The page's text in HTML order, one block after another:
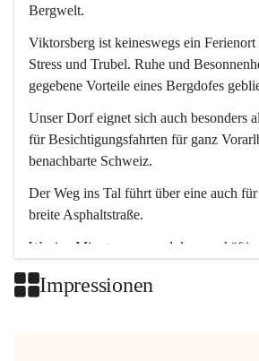
Bergwelt.
Viktorsberg ist keineswegs ein
Stress und Trubel. Ruhe und
gegebene Vorteile eines Bergdofes
Unser Dorf eignet sich auch besonders
für Besichtigungsfahrten für ganz
benachbarte Schweiz.
Der Weg ins Tal führt über eine auch
breite Asphaltstraße.
Wenige Minuten nur, und das
Impressionen